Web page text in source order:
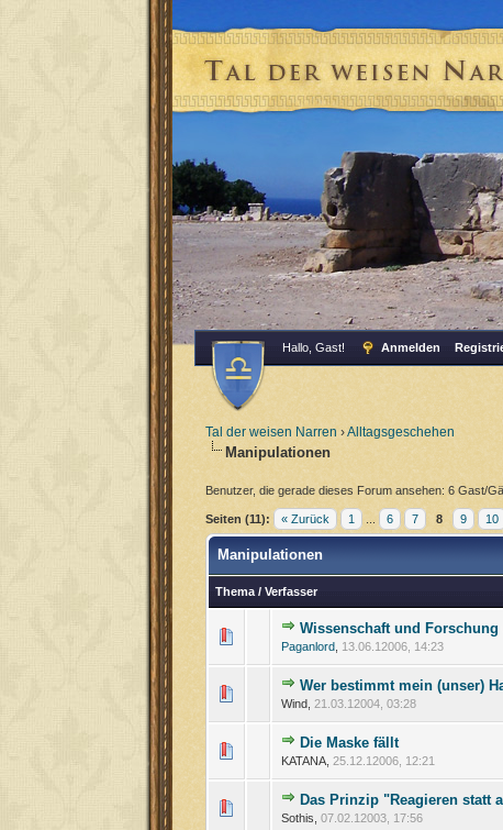
Hallo, Gast! Anmelden
Tal der weisen Narren ›Alltagsgeschehen
Manipulationen
Benutzer, die gerade dieses Forum ansehen: 6 Gast/
Seiten (11): « Zurück 1 6 7 8 9 10
Manipulationen
Thema / Verfasser
Wissenschaft und
Paganlord 13.06.12006, 14:23
Wer bestimmt mein (unser)
Wind, 21.03.12004, 03:28
Die Maske fällt
KATANA, 25.12.12006, 12:21
Das Prinzip "Reagieren statt
Sothis, 07.02.12003, 17:56